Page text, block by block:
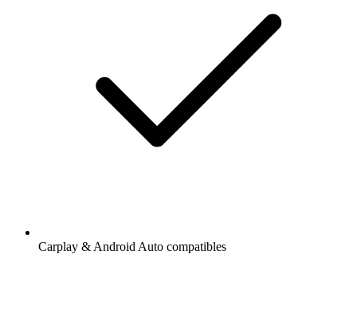
Carplay & Android Auto compatibles